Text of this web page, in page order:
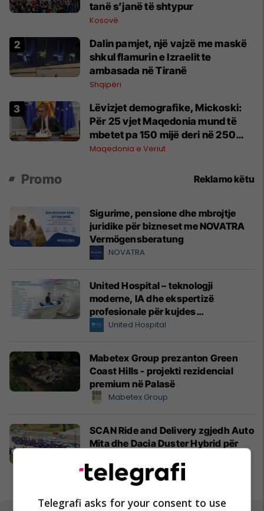
tanë s’janë të shtypur
Kosovë
Dalin pamjet, një vajzë me maskë
shkul flamurin e Izraelit te
ambasada në Tiranë
Shqipëri
Lëvizjet demografike, Mickoski:
Për 25 vjet Maqedonia mund të
mbetet pa 150 mijë deri në 250
mijë banorë
Maqedonia e Veriut
Promo Reklamo këtu
Sigurime, pensione dhe mbrojtje
juridike për bizneset me NOVATRA
Vermögensberatung
NOVATRA
United Hospital – teknologji
moderne, IA dhe ekspertizë
profesionale për kujdes
shëndetësor me standarde
United Hospital
Mabetex Group prezanton Green
Coast Hills - projekti rezidencial
premium në Palasë
Mabetex Group
SCAN Ride and Delivery zgjedh Auto
Mita dhe Dacia Duster Hybrid për
Prishtinë
Auto Mita
Telegrafi asks for your consent to use